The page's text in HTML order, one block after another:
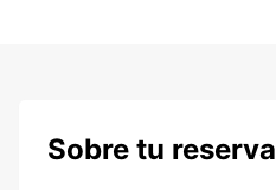
Sobre tu reserva